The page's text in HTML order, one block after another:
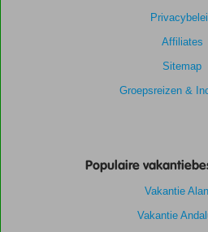
Affiliates
Sitemap
Groepsreizen &
Populaire
Vakantie
Vakantie